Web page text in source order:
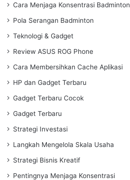
Cara Menjaga Konsentrasi Badminton
Pola Serangan Badminton
Teknologi & Gadget
Review ASUS ROG Phone
Cara Membersihkan Cache Aplikasi
HP dan Gadget Terbaru
Gadget Terbaru Cocok
Gadget Terbaru
Strategi Investasi
Langkah Mengelola Skala Usaha
Strategi Bisnis Kreatif
Pentingnya Menjaga Konsentrasi